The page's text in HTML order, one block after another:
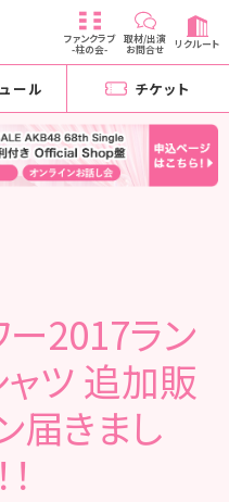
ファンクラブ
-柱の会-
取材/出演
お問合せ リクルート
ール チケット
ー2017ラン
ツ 追加販
届きまし